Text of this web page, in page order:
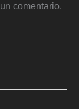
comentario.